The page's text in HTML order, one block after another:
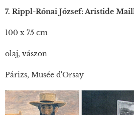
7. Rippl-Rónai József: Aristide
100 x 75 cm
olaj, vászon
Párizs, Musée d'Orsay